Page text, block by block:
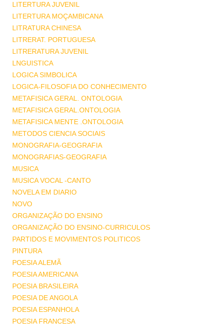
LITERTURA JUVENIL
LITERTURA MOÇAMBICANA
LITRATURA CHINESA
LITRERAT. PORTUGUESA
LITRERATURA JUVENIL
LNGUISTICA
LOGICA SIMBOLICA
LOGICA-FILOSOFIA DO CONHECIMENTO
METAFISICA GERAL. ONTOLOGIA
METAFISICA GERAL.ONTOLOGIA
METAFISICA MENTE .ONTOLOGIA
METODOS CIENCIA SOCIAIS
MONOGRAFIA-GEOGRAFIA
MONOGRAFIAS-GEOGRAFIA
MUSICA
MUSICA VOCAL -CANTO
NOVELA EM DIARIO
NOVO
ORGANIZAÇÃO DO ENSINO
ORGANIZAÇÃO DO ENSINO-CURRICULOS
PARTIDOS E MOVIMENTOS POLITICOS
PINTURA
POESIA ALEMÃ
POESIA AMERICANA
POESIA BRASILEIRA
POESIA DE ANGOLA
POESIA ESPANHOLA
POESIA FRANCESA